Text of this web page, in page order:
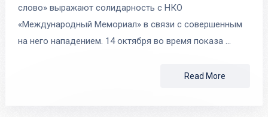
слово» выражают солидарность с НКО
«Международный Мемориал» в связи с совершенным
на него нападением. 14 октября во время показа …
Read More